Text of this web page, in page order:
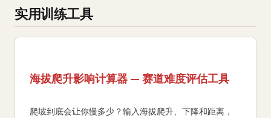
实用训练工具
海拔爬升影响计算器 — 赛道难度评估工具
爬坡到底会让你慢多少？输入海拔爬升、下降和距离，